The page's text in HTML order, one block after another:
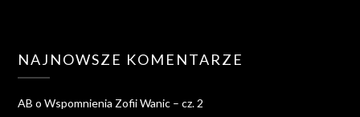
NAJNOWSZE KOMENTARZE
AB oWspomnienia Zofii Wanic – cz. 2